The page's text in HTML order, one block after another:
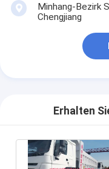
Minhang-Bezirk
Chengjiang
Erhalten